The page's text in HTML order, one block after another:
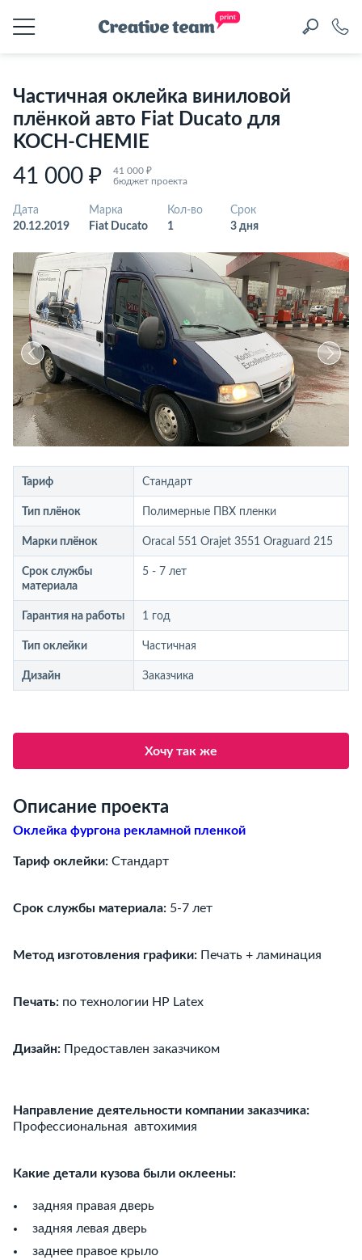
Частичная оклейка виниловой
плёнкой авто Fiat Ducato для
KOCH-CHEMIE
41 000 ₽
41 000 ₽
бюджет проекта
Дата
20.12.2019
Марка
Fiat Ducato
Кол-во
1
Срок
3 дня
Тариф Стандарт
Тип плёнок Полимерные ПВХ пленки
Марки плёнок Oracal 551 Orajet 3551 Oraguard 215
Срок службы
материала
5 - 7 лет
Гарантия на работы 1 год
Тип оклейки Частичная
Дизайн Заказчика
Хочу так же
Описание проекта
Оклейка фургона рекламной пленкой
Тариф оклейки: Стандарт
Срок службы материала: 5-7 лет
Метод изготовления графики: Печать + ламинация
Печать: по технологии HP Latex
Дизайн: Предоставлен заказчиком
Направление деятельности компании заказчика:
Профессиональная автохимия
Какие детали кузова были оклеены:
задняя правая дверь
задняя левая дверь
заднее правое крыло